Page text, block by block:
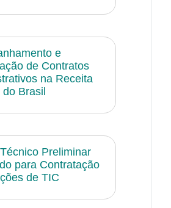
e
de Contratos
na Receita
Brasil
Preliminar
para Contratação
de TIC